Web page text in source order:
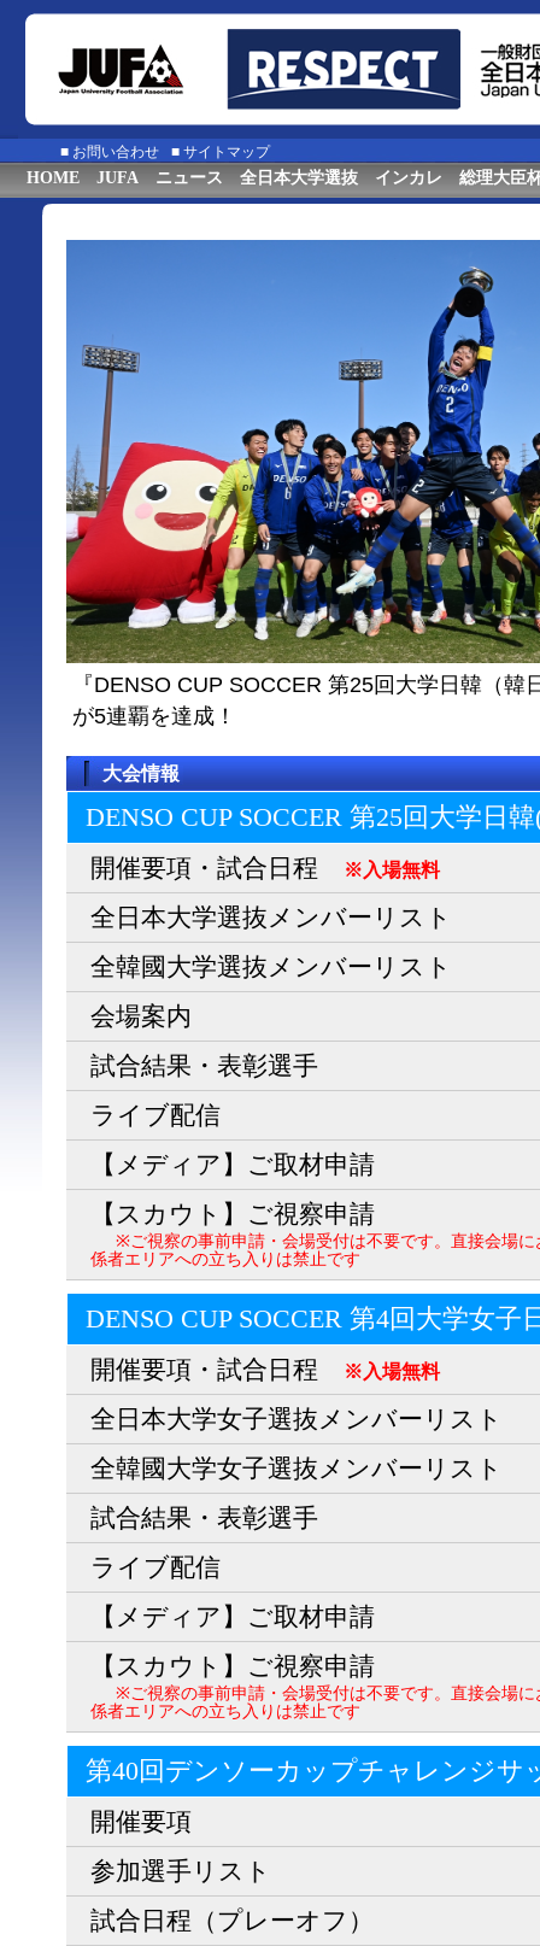
■ お問い合わせ ■ サイトマップ
HOME JUFA ニュース 全日本大学選抜 インカレ 総理大臣
『DENSO CUP SOCCER 第25回大学日韓（
が5連覇を達成！
大会情報
DENSO CUP SOCCER 第25回大学日
開催要項・試合日程 ※入場無料
全日本大学選抜メンバーリスト
全韓國大学選抜メンバーリスト
会場案内
試合結果・表彰選手
ライブ配信
【メディア】ご取材申請
【スカウト】ご視察申請
※ご視察の事前申請・会場受付は不要です。直接会場
係者エリアへの立ち入りは禁止です
DENSO CUP SOCCER 第4回大学女子
開催要項・試合日程 ※入場無料
全日本大学女子選抜メンバーリスト
全韓國大学女子選抜メンバーリスト
試合結果・表彰選手
ライブ配信
【メディア】ご取材申請
【スカウト】ご視察申請
※ご視察の事前申請・会場受付は不要です。直接会場
係者エリアへの立ち入りは禁止です
第40回デンソーカップチャレンジサ
開催要項
参加選手リスト
試合日程（プレーオフ）